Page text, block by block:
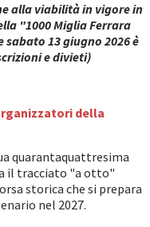
alla viabilità in vigore in
"1000 Miglia Ferrara
13 giugno 2026 è
e divieti)
della
quarantaquattresima
il tracciato "a otto"
storica che si prepara
nel 2027.